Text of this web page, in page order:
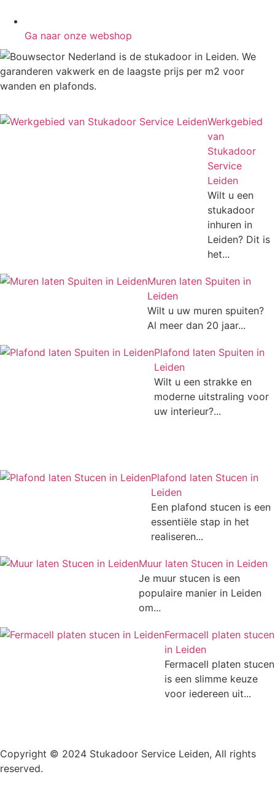
Ga naar onze webshop
Werkgebied
van
Stukadoor
Service
Leiden
Wilt u een
stukadoor
inhuren in
Leiden? Dit is
het...
Muren laten Spuiten in
Leiden
Wilt u uw muren spuiten?
Al meer dan 20 jaar...
Plafond laten Spuiten in
Leiden
Wilt u een strakke en
moderne uitstraling voor
uw interieur?...
Plafond laten Stucen in
Leiden
Een plafond stucen is een
essentiële stap in het
realiseren...
Muur laten Stucen in Leiden
Je muur stucen is een
populaire manier in Leiden
om...
Fermacell platen stucen
in Leiden
Fermacell platen stucen
is een slimme keuze
voor iedereen uit...
Copyright © 2024 Stukadoor Service Leiden, All rights
reserved.